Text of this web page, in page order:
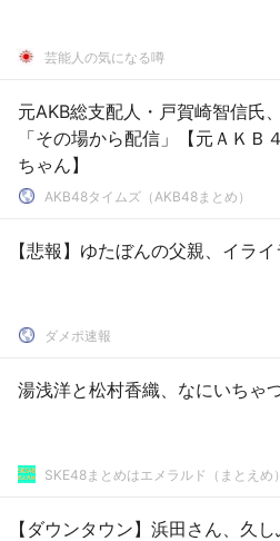
芸能人の気になる噂
元AKB総支配人・戸賀崎智信氏
「その場から配信」【元ＡＫＢ
ちゃん】
AKB48タイムズ（AKB48まとめ）
【悲報】ゆたぼんの父親、イラ
ダメポ速報
湯浅洋と松村香織、なにいちゃ
SKE48まとめはエメラルド（まとえめ）
【ダウンタウン】浜田さん、久